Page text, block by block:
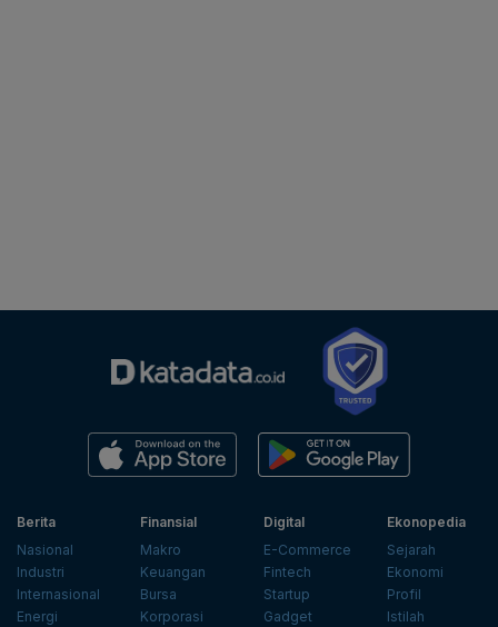
Berita
Nasional
Industri
Internasional
Energi
Finansial
Makro
Keuangan
Bursa
Korporasi
Digital
E-Commerce
Fintech
Startup
Gadget
Ekonopedia
Sejarah
Ekonomi
Profil
Istilah